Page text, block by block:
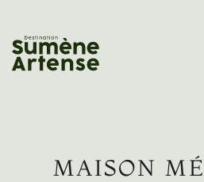
Retour
RECHERCHE
MAISON